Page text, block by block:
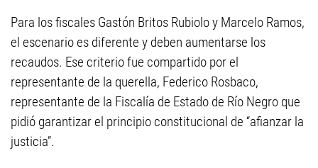
Para los fiscales Gastón Britos Rubiolo y Marcelo Ramos,
el escenario es diferente y deben aumentarse los
recaudos. Ese criterio fue compartido por el
representante de la querella, Federico Rosbaco,
representante de la Fiscalía de Estado de Río Negro que
pidió garantizar el principio constitucional de “afianzar la
justicia”.